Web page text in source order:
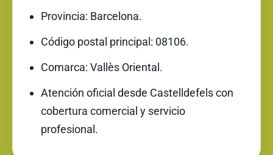
Provincia: Barcelona.
Código postal principal: 08106.
Comarca: Vallès Oriental.
Atención oficial desde Castelldefels con
cobertura comercial y servicio
profesional.